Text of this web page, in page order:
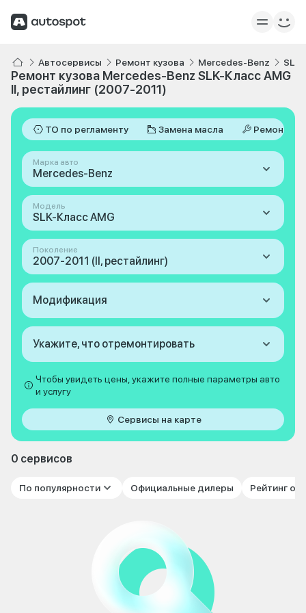
Автосервисы Ремонт кузова Mercedes-Benz
Ремонт кузова Mercedes-Benz SLK-Класс AMG
II, рестайлинг (2007-2011)
ТО по регламенту Замена масла Ремонт
Марка авто
Mercedes-Benz
Модель
SLK-Класс AMG
Поколение
2007-2011 (II, рестайлинг)
Модификация
Укажите, что отремонтировать
Чтобы увидеть цены, укажите полные параметры авто
и услугу
Сервисы на карте
0 сервисов
По популярности Официальные дилеры Рейтинг